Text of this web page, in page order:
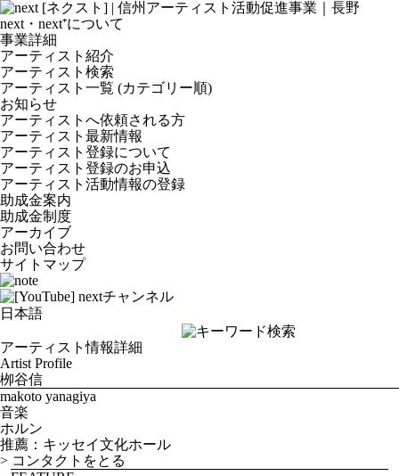
next・next⁺について
事業詳細
アーティスト紹介
アーティスト検索
アーティスト一覧 (カテゴリー順)
お知らせ
アーティストへ依頼される方
アーティスト最新情報
アーティスト登録について
アーティスト登録のお申込
アーティスト活動情報の登録
助成金案内
助成金制度
アーカイブ
お問い合わせ
サイトマップ
アーティスト情報詳細
Artist Profile
栁谷信
makoto yanagiya
音楽
ホルン
推薦：キッセイ文化ホール
> コンタクトをとる